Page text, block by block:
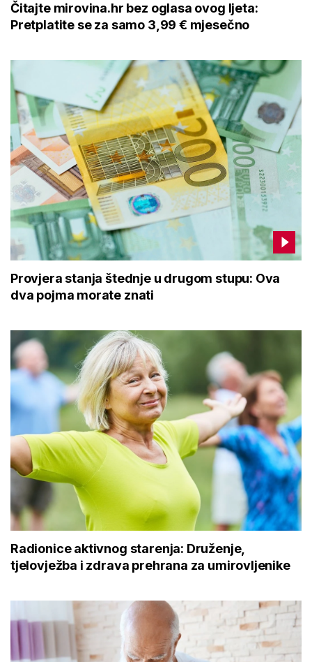
Čitajte mirovina.hr bez oglasa ovog ljeta:
Pretplatite se za samo 3,99 € mjesečno
Provjera stanja štednje u drugom stupu: Ova
dva pojma morate znati
Radionice aktivnog starenja: Druženje,
tjelovježba i zdrava prehrana za umirovljenike